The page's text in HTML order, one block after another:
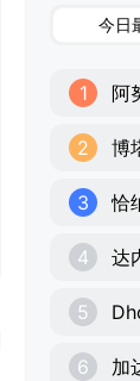
今日
1 阿
2 博
3 恰
4 达
5
6 加